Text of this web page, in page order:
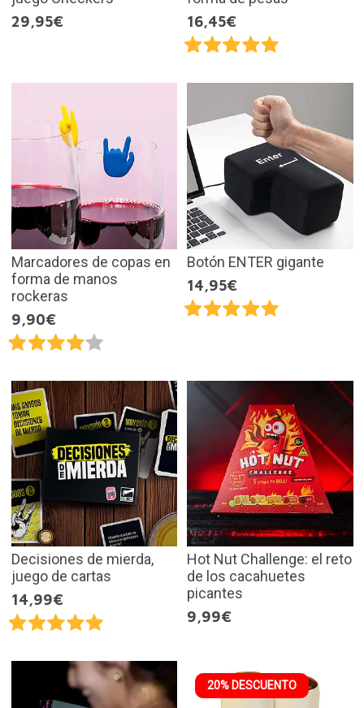
29,95€
16,45€
Marcadores de copas en
forma de manos
rockeras
9,90€
Botón ENTER gigante
14,95€
Decisiones de mierda,
juego de cartas
14,99€
Hot Nut Challenge: el reto
de los cacahuetes
picantes
9,99€
20% DESCUENTO